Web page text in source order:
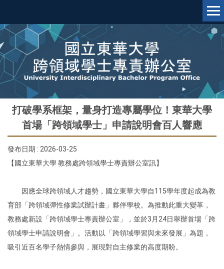
主
要
內
容
區
打破學系框架，量身打造專屬學位！東華大學
首場「跨領域學士」申請說明會百人響應
發布日期 : 2026-03-25
【國立東華大學 教務處跨領域學士專責辦公室訊】
因應全球跨領域人才趨勢，國立東華大學自115學年度起成為教
育部「跨領域彈性修業試辦計畫」夥伴學校。為推動此重大變革，
教務處新設「跨領域學士專責辦公室」，並於3月24日舉辦首場「跨
領域學士申請說明會」。活動以「跨領域學習與未來發展」為題，
吸引近百名學子熱情參與，展現對自主修業的高度期盼。